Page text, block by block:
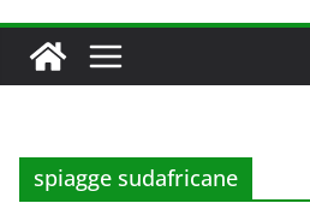
spiagge sudafricane